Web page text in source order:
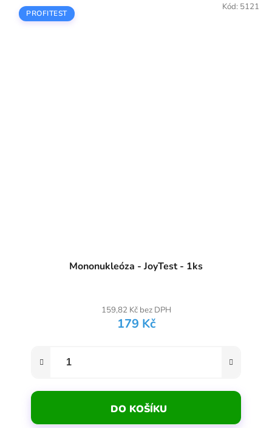
PROFITEST
Mononukleóza - JoyTest - 1ks
159,82 Kč bez DPH
179 Kč
DO KOŠÍKU
Kód: 5121